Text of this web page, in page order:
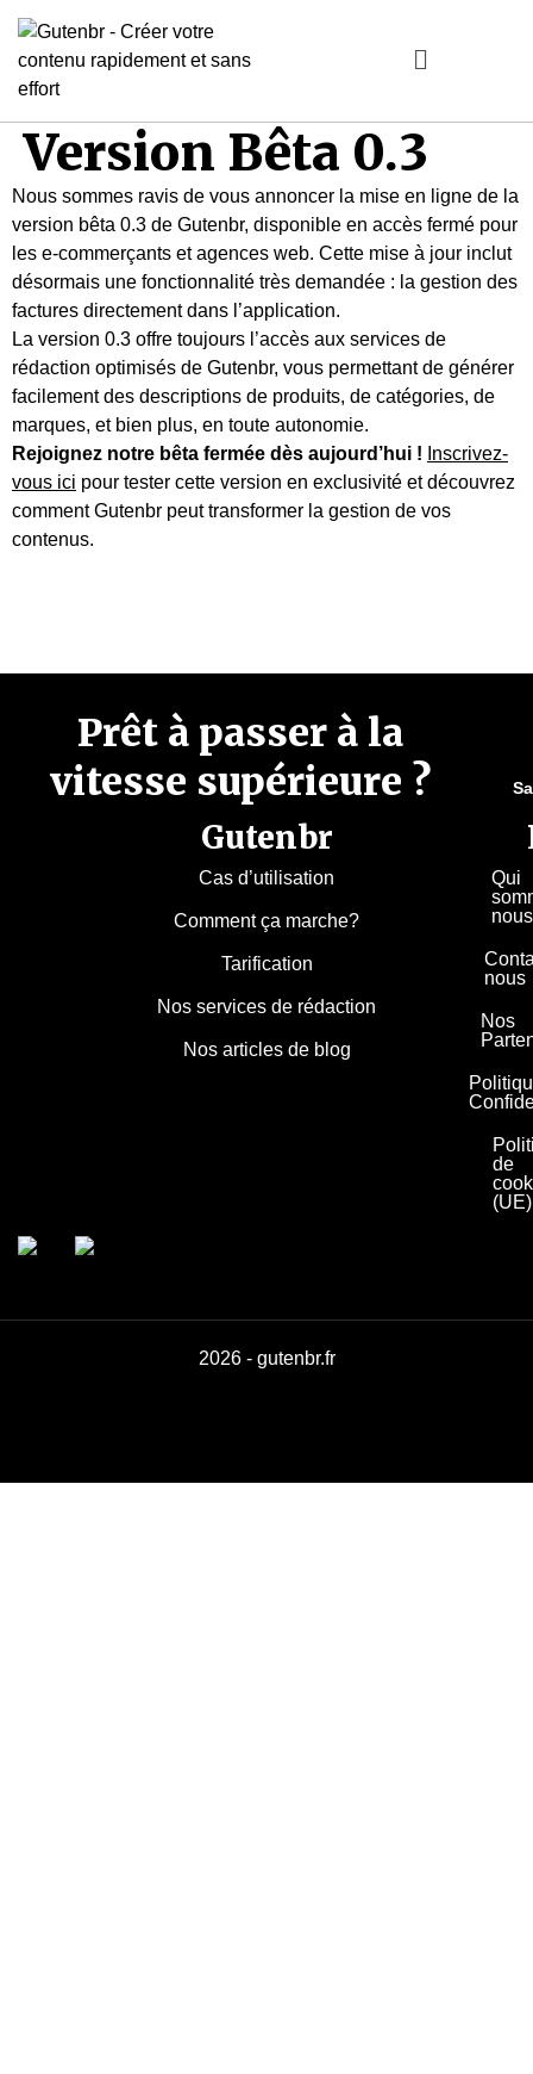
Version Bêta 0.3
Nous sommes ravis de vous annoncer la mise en ligne de la
version bêta 0.3 de Gutenbr, disponible en accès fermé pour
les e-commerçants et agences web. Cette mise à jour inclut
désormais une fonctionnalité très demandée : la gestion des
factures directement dans l’application.
La version 0.3 offre toujours l’accès aux services de
rédaction optimisés de Gutenbr, vous permettant de générer
facilement des descriptions de produits, de catégories, de
marques, et bien plus, en toute autonomie.
Rejoignez notre bêta fermée dès aujourd’hui ! Inscrivez-
vous ici pour tester cette version en exclusivité et découvrez
comment Gutenbr peut transformer la gestion de vos
contenus.
Prêt à passer à la
vitesse supérieure ?
Gutenbr
Cas d’utilisation
Comment ça marche?
Tarification
Nos services de rédaction
Nos articles de blog
Qui
nous
Nos
de
(UE)
2026 - gutenbr.fr